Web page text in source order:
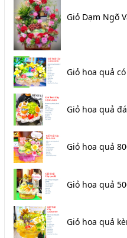
Giỏ Dạm Ngõ
Giỏ hoa quả
Giỏ hoa quả
Giỏ hoa quả
Giỏ hoa quả
Giỏ hoa quả